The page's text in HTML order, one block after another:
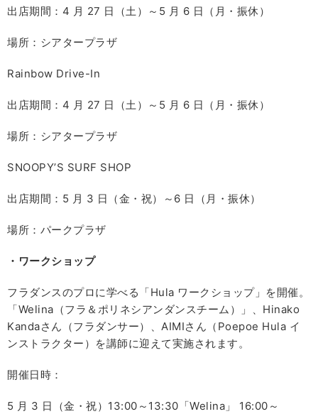
出店期間：4 月 27 日（土）～5 月 6 日（月・振休）
場所：シアタープラザ
Rainbow Drive-In
出店期間：4 月 27 日（土）～5 月 6 日（月・振休）
場所：シアタープラザ
SNOOPY’S SURF SHOP
出店期間：5 月 3 日（金・祝）～6 日（月・振休）
場所：パークプラザ
・ワークショップ
フラダンスのプロに学べる「Hula ワークショップ」を開催。
「Welina（フラ＆ポリネシアンダンスチーム）」、Hinako
Kandaさん（フラダンサー）、AIMIさん（Poepoe Hula イ
ンストラクター）を講師に迎えて実施されます。
開催日時：
5 月 3 日（金・祝）13:00～13:30「Welina」 16:00～